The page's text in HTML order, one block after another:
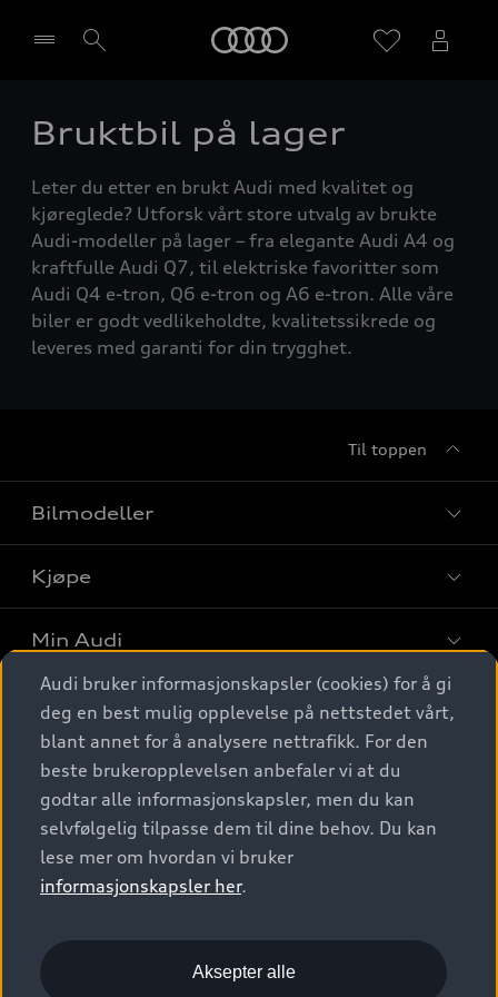
Velg forhandler
Bruktbil på lager
Leter du etter en brukt Audi med kvalitet og
kjøreglede? Utforsk vårt store utvalg av brukte
Audi-modeller på lager – fra elegante Audi A4 og
kraftfulle Audi Q7, til elektriske favoritter som
Audi Q4 e-tron, Q6 e-tron og A6 e-tron. Alle våre
biler er godt vedlikeholdte, kvalitetssikrede og
leveres med garanti for din trygghet.
Til toppen
Bilmodeller
Finn din Audi
Sammenlign bilmodeller
Elbiler
SUV
Stasjonsvogn
Sportback
S/RS
Konseptbiler og prototyper
Kjøpe
Kjøpshjelp
Biler på lager
Finn forhandler
Bestill prøvekjøring
Kontakt forhandler
Bilgarantier
Min Audi
Behold nybilfølelsen
Audi Originalt tilbehør
Verkstedtjenester
Digitale tjenester
Audi digitale tjenester
Audi connect
Functions on demand
Kom i gang med myAudi
Audi Norge
Kundeservice
Audi Driving Experience
© 2026 AUDI NORGE. All Rights Reserved.
Imprint
Audi bruker informasjonskapsler (cookies) for å gi
deg en best mulig opplevelse på nettstedet vårt,
blant annet for å analysere nettrafikk. For den
beste brukeropplevelsen anbefaler vi at du
godtar alle informasjonskapsler, men du kan
selvfølgelig tilpasse dem til dine behov. Du kan
lese mer om hvordan vi bruker
informasjonskapsler her.
Aksepter alle